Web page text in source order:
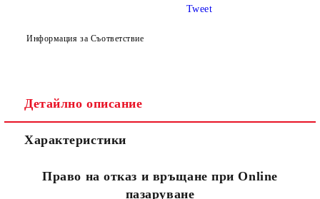
Съгласен съм сПолитиката за лични данни
Ние ще се свържем с вас в рамките на работния ден.
Информация за Съответствие
Tweet
Детайлно описание
Характеристики
Право на отказ и връщане при Online
пазаруване